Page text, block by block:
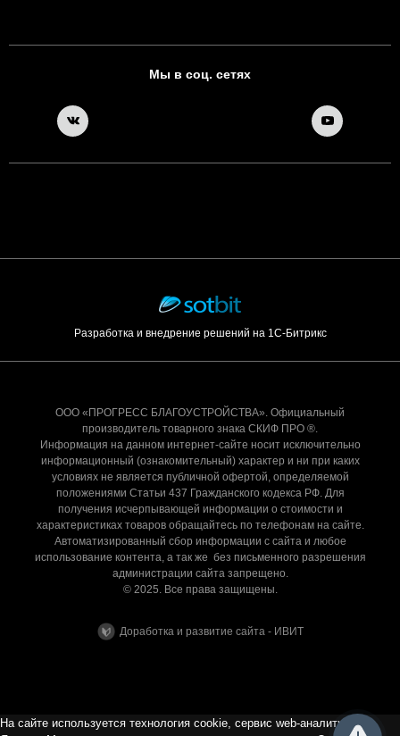
Мы в соц. сетях
Разработка и внедрение решений на 1С-Битрикс
ООО «ПРОГРЕСС БЛАГОУСТРОЙСТВА». Официальный
производитель товарного знака СКИФ ПРО ®.
Информация на данном интернет-сайте носит исключительно
информационный (ознакомительный) характер и ни при каких
условиях не является публичной офертой, определяемой
положениями Статьи 437 Гражданского кодекса РФ. Для
получения исчерпывающей информации о стоимости и
характеристиках товаров обращайтесь по телефонам на сайте.
Автоматизированный сбор информации с сайта и любое
использование контента, а так же без письменного разрешения
администрации сайта запрещено.
© 2025. Все права защищены.
Доработка и развитие сайта - ИВИТ
На сайте используется технология cookie, сервис web-аналитики